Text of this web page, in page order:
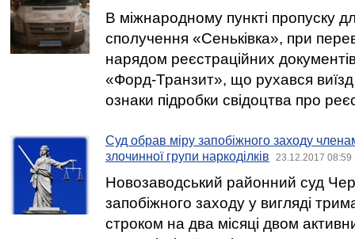
В міжнародному пункті пропуску
сполучення «Сеньківка», при
нарядом реєстраційних
«Форд-Транзит», що рухався виїзд
ознаки підробки свідоцтва про
Суд обрав міру запобіжного заходу
злочинної групи наркоділків
23.12.2017 08:59
Новозаводський районний суд
запобіжного заходу у вигляді
строком на два місяці двом